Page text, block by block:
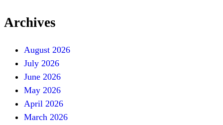
Archives
August 2026
July 2026
June 2026
May 2026
April 2026
March 2026